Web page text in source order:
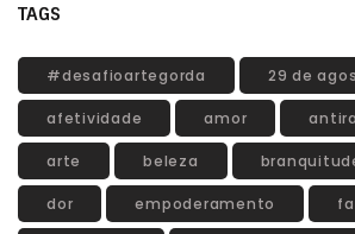
TAGS
#desafioartegorda 29 de
afetividade amor
arte beleza
dor empoderamento